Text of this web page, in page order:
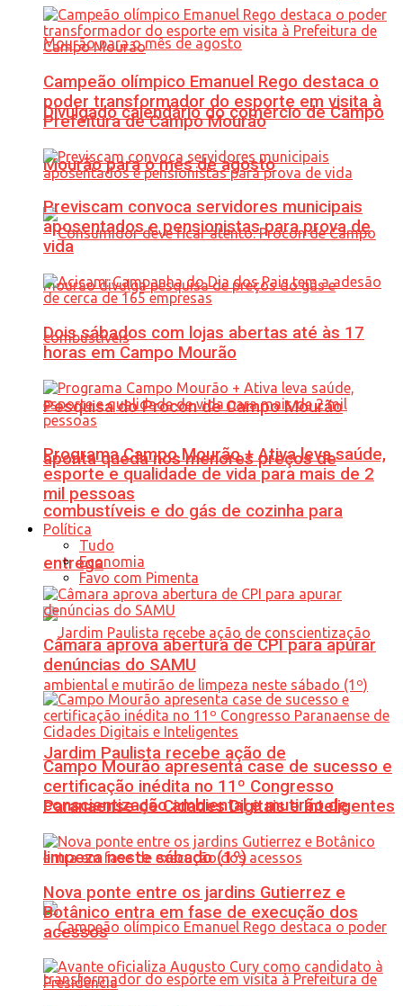
Divulgado calendário do comércio de Campo
Mourão para o mês de agosto
Pesquisa do Procon de Campo Mourão
aponta queda nos menores preços de
combustíveis e do gás de cozinha para
entrega
Jardim Paulista recebe ação de
conscientização ambiental e mutirão de
limpeza neste sábado (1º)
Campeão olímpico Emanuel Rego destaca o
poder transformador do esporte em visita à
Prefeitura de Campo Mourão
Previscam convoca servidores municipais
aposentados e pensionistas para prova de
vida
Dois sábados com lojas abertas até às 17
horas em Campo Mourão
Programa Campo Mourão + Ativa leva saúde,
esporte e qualidade de vida para mais de 2
mil pessoas
Política
Tudo
Economia
Favo com Pimenta
Câmara aprova abertura de CPI para apurar
denúncias do SAMU
Campo Mourão apresenta case de sucesso e
certificação inédita no 11º Congresso
Paranaense de Cidades Digitais e Inteligentes
Nova ponte entre os jardins Gutierrez e
Botânico entra em fase de execução dos
acessos